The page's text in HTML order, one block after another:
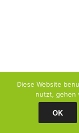
Im Spiegel – im
Diese Website
nutzt, gehen
OK